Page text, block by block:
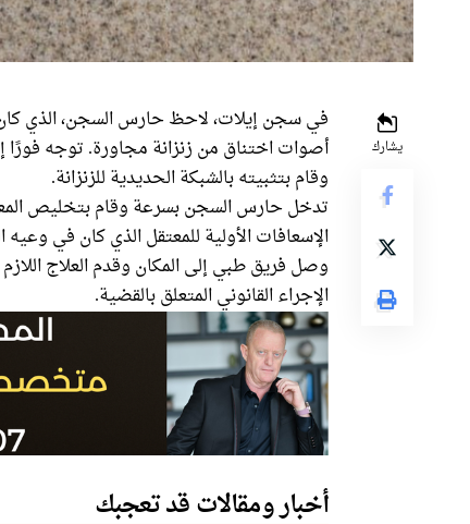
يشارك
في سجن إيلات، لاحظ حارس السجن، الذي
أصوات اختناق من زنزانة مجاورة. توجه
وقام بتثبيته بالشبكة الحديدية للزنزانة.
تدخل حارس السجن بسرعة وقام بتخليص
الإسعافات الأولية للمعتقل الذي كان في وعيه
وصل فريق طبي إلى المكان وقدم العلاج
الإجراء القانوني المتعلق بالقضية.
أخبار ومقالات قد تعجبك